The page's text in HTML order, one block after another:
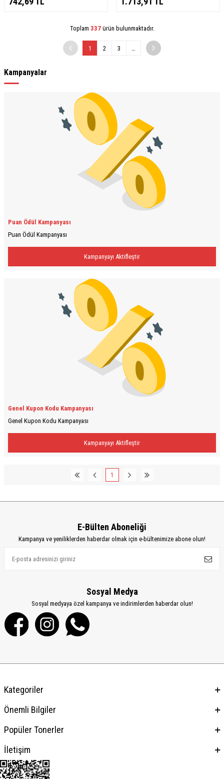
Toplam 337ürün bulunmaktadır.
1 2 3
Kampanyalar
Puan Ödül Kampanyası
Puan Ödül Kampanyası
Kampanyayı Aktifleştir
Genel Kupon Kodu Kampanyası
Genel Kupon Kodu Kampanyası
Kampanyayı Aktifleştir
1
E-Bülten Aboneliği
Kampanya ve yeniliklerden haberdar olmak için e-bültenimize abone olun!
Sosyal Medya
Sosyal medyaya özel kampanya ve indirimlerden haberdar olun!
Kategoriler
Önemli Bilgiler
Popüler Tonerler
İletişim